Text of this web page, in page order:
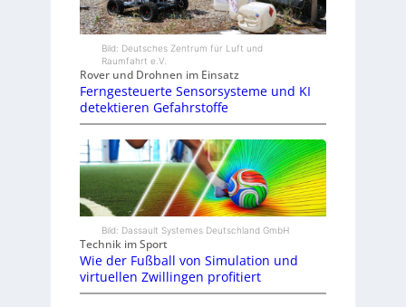
Bild: Deutsches Zentrum für Luft und
Raumfahrt e.V.
Rover und Drohnen im Einsatz
Ferngesteuerte Sensorsysteme und KI
detektieren Gefahrstoffe
Bild: Dassault Systemes Deutschland GmbH
Technik im Sport
Wie der Fußball von Simulation und
virtuellen Zwillingen profitiert